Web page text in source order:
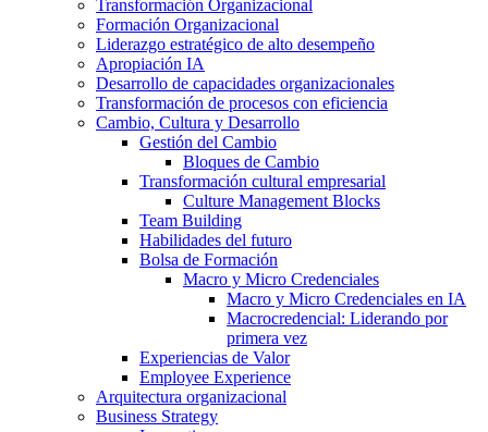
Transformación Organizacional
Formación Organizacional
Liderazgo estratégico de alto desempeño
Apropiación IA
Desarrollo de capacidades organizacionales
Transformación de procesos con eficiencia
Cambio, Cultura y Desarrollo
Gestión del Cambio
Bloques de Cambio
Transformación cultural empresarial
Culture Management Blocks
Team Building
Habilidades del futuro
Bolsa de Formación
Macro y Micro Credenciales
Macro y Micro Credenciales en IA
Macrocredencial: Liderando por
primera vez
Experiencias de Valor
Employee Experience
Arquitectura organizacional
Business Strategy